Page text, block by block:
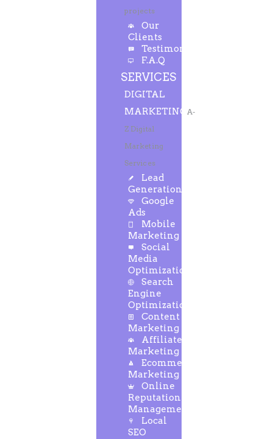
projects
Our
Clients
Testimonials
F.A.Q
SERVICES
DIGITAL
MARKETING A-
Z Digital
Marketing
Services
Lead
Generation
Google
Ads
Mobile
Marketing
Social
Media
Optimization
Search
Engine
Optimization
Content
Marketing
Affiliate
Marketing
Ecommerce
Marketing
Online
Reputation
Management
Local
SEO